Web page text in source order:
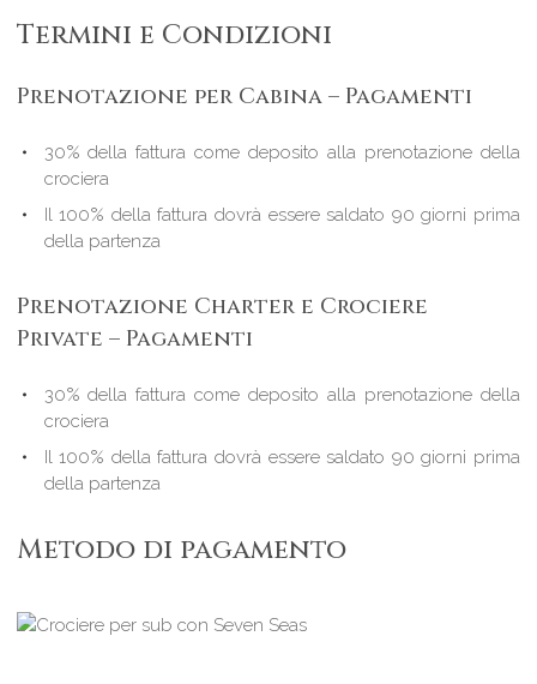
Termini e Condizioni
Prenotazione per Cabina – Pagamenti
30% della fattura come deposito alla prenotazione della
crociera
Il 100% della fattura dovrà essere saldato 90 giorni prima
della partenza
Prenotazione Charter e Crociere
Private – Pagamenti
30% della fattura come deposito alla prenotazione della
crociera
Il 100% della fattura dovrà essere saldato 90 giorni prima
della partenza
Metodo di pagamento